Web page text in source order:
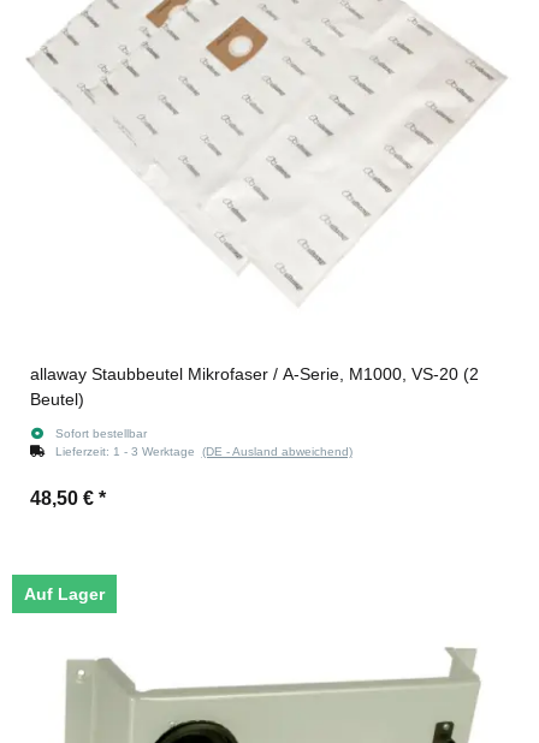
allaway Staubbeutel Mikrofaser / A-Serie, M1000, VS-20 (2
Beutel)
Sofort bestellbar
Lieferzeit: 1 - 3 Werktage (DE - Ausland abweichend)
48,50 € *
Auf Lager